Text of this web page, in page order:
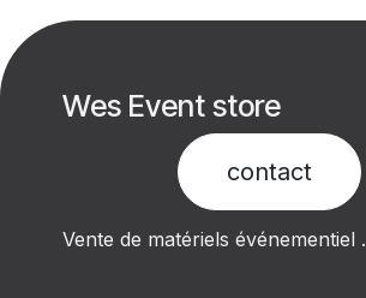
Wes Event store
contact​
Vente de matériels événementiel .